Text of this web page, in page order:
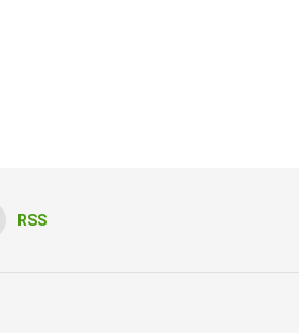
RSS